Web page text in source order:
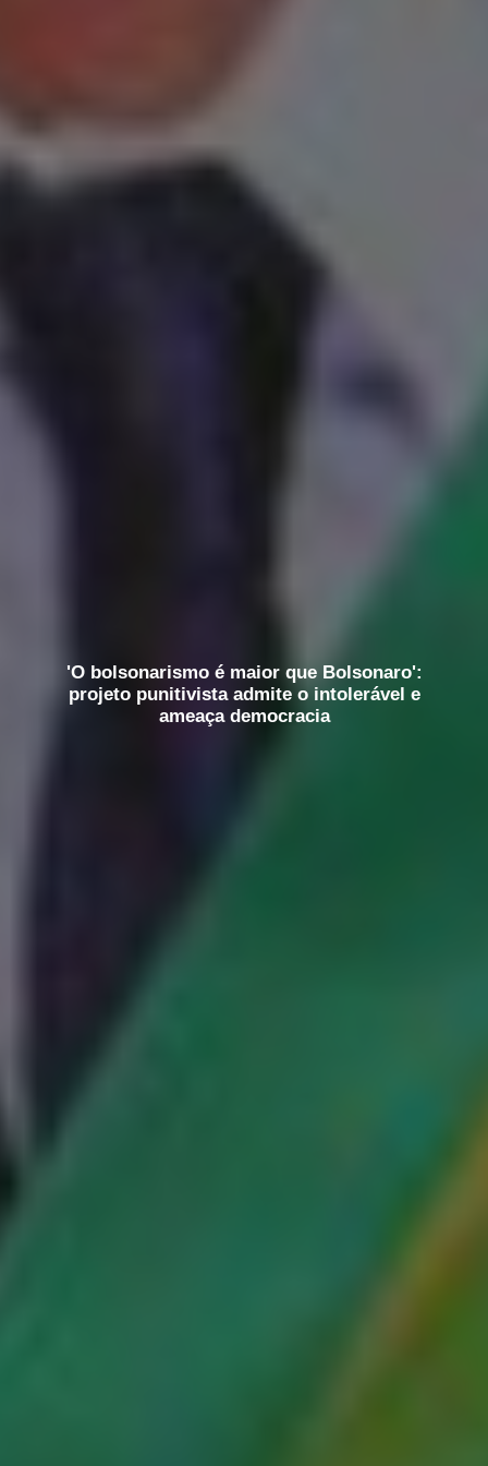
'O bolsonarismo é maior que Bolsonaro':
projeto punitivista admite o intolerável e
ameaça democracia